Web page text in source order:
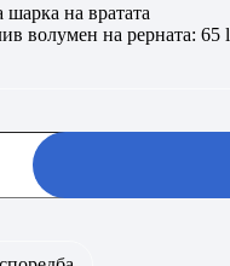
шарка на вратата
волумен на рерната: 65 l